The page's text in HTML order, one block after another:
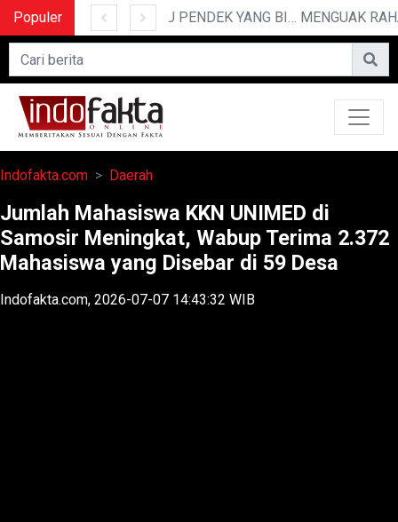
Populer 10 CERITA LUCU PENDEK YANG BIKIN NGAKAK
Indofakta.com Daerah
Jumlah Mahasiswa KKN UNIMED di
Samosir Meningkat, Wabup Terima 2.372
Mahasiswa yang Disebar di 59 Desa
Indofakta.com, 2026-07-07 14:43:32 WIB